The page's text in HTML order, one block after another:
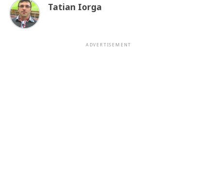
Tatian Iorga
ADVERTISEMENT